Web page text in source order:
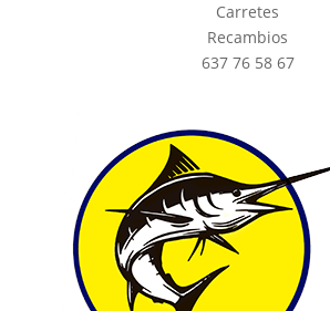
Carretes
Recambios
637 76 58 67